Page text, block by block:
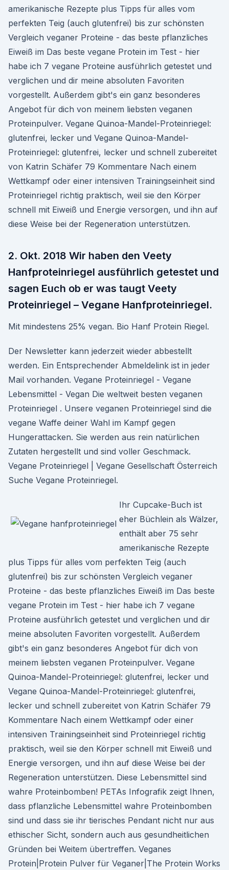
amerikanische Rezepte plus Tipps für alles vom
perfekten Teig (auch glutenfrei) bis zur schönsten
Vergleich veganer Proteine - das beste pflanzliches
Eiweiß im Das beste vegane Protein im Test - hier
habe ich 7 vegane Proteine ausführlich getestet und
verglichen und dir meine absoluten Favoriten
vorgestellt. Außerdem gibt's ein ganz besonderes
Angebot für dich von meinem liebsten veganen
Proteinpulver. Vegane Quinoa-Mandel-Proteinriegel:
glutenfrei, lecker und Vegane Quinoa-Mandel-
Proteinriegel: glutenfrei, lecker und schnell zubereitet
von Katrin Schäfer 79 Kommentare Nach einem
Wettkampf oder einer intensiven Trainingseinheit sind
Proteinriegel richtig praktisch, weil sie den Körper
schnell mit Eiweiß und Energie versorgen, und ihn auf
diese Weise bei der Regeneration unterstützen.
2. Okt. 2018 Wir haben den Veety
Hanfproteinriegel ausführlich getestet und
sagen Euch ob er was taugt Veety
Proteinriegel – Vegane Hanfproteinriegel.
Mit mindestens 25% vegan. Bio Hanf Protein Riegel.
Der Newsletter kann jederzeit wieder abbestellt
werden. Ein Entsprechender Abmeldelink ist in jeder
Mail vorhanden. Vegane Proteinriegel - Vegane
Lebensmittel - Vegan Die weltweit besten veganen
Proteinriegel . Unsere veganen Proteinriegel sind die
vegane Waffe deiner Wahl im Kampf gegen
Hungerattacken. Sie werden aus rein natürlichen
Zutaten hergestellt und sind voller Geschmack.
Vegane Proteinriegel | Vegane Gesellschaft Österreich
Suche Vegane Proteinriegel.
Ihr Cupcake-Buch ist
eher Büchlein als Wälzer,
enthält aber 75 sehr
amerikanische Rezepte
plus Tipps für alles vom perfekten Teig (auch
glutenfrei) bis zur schönsten Vergleich veganer
Proteine - das beste pflanzliches Eiweiß im Das beste
vegane Protein im Test - hier habe ich 7 vegane
Proteine ausführlich getestet und verglichen und dir
meine absoluten Favoriten vorgestellt. Außerdem
gibt's ein ganz besonderes Angebot für dich von
meinem liebsten veganen Proteinpulver. Vegane
Quinoa-Mandel-Proteinriegel: glutenfrei, lecker und
Vegane Quinoa-Mandel-Proteinriegel: glutenfrei,
lecker und schnell zubereitet von Katrin Schäfer 79
Kommentare Nach einem Wettkampf oder einer
intensiven Trainingseinheit sind Proteinriegel richtig
praktisch, weil sie den Körper schnell mit Eiweiß und
Energie versorgen, und ihn auf diese Weise bei der
Regeneration unterstützen. Diese Lebensmittel sind
wahre Proteinbomben! PETAs Infografik zeigt Ihnen,
dass pflanzliche Lebensmittel wahre Proteinbomben
sind und dass sie ihr tierisches Pendant nicht nur aus
ethischer Sicht, sondern auch aus gesundheitlichen
Gründen bei Weitem übertreffen. Veganes
Protein|Protein Pulver für Veganer|The Protein Works